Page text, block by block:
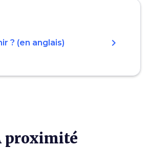
? (en anglais) chevron_right
proximité